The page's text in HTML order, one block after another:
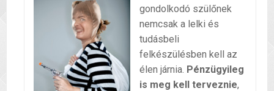
gondolkodó szülőnek
nemcsak a lelki és
tudásbeli
felkészülésben kell az
élen járnia. Pénzügyileg
is meg kell terveznie,